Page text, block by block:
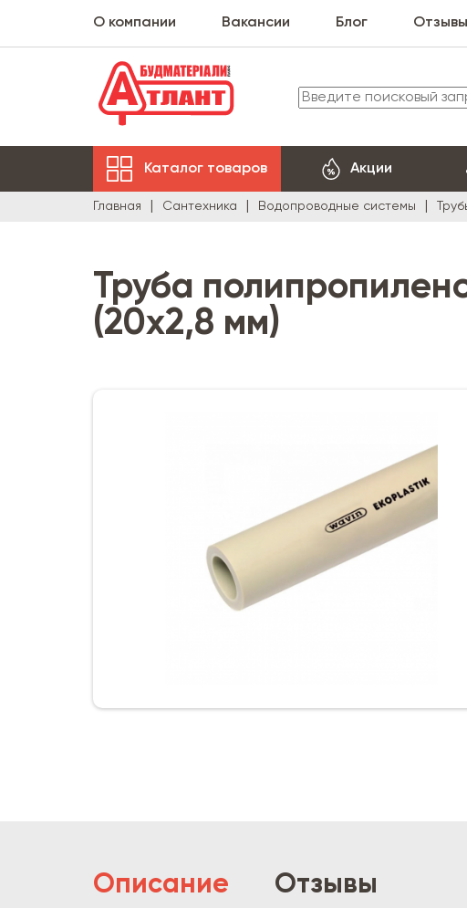
О компании Вакансии Блог Отзывы
Каталог товаров Акции
Главная Сантехника Водопроводные системы
Труба
(20х2,8 мм)
Описание Отзывы